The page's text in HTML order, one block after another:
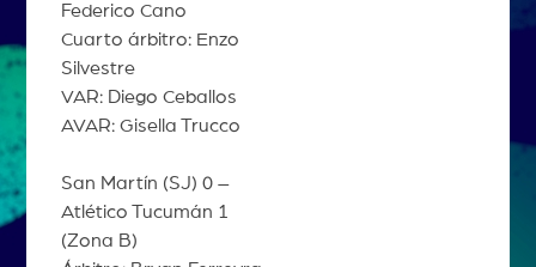
Federico Cano
Cuarto árbitro: Enzo
Silvestre
VAR: Diego Ceballos
AVAR: Gisella Trucco
San Martín (SJ) 0 –
Atlético Tucumán 1
(Zona B)